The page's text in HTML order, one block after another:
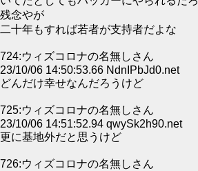
残念やが
二十年もすれば若者が支持者だよな
724:ウィズコロナの名無しさん
23/10/06 14:50:53.66 NdnIPbJd0.net
どんだけ幸せなんだろうけど
725:ウィズコロナの名無しさん
23/10/06 14:51:52.94 qwySk2h90.net
更に基地外だと思うけど
726:ウィズコロナの名無しさん